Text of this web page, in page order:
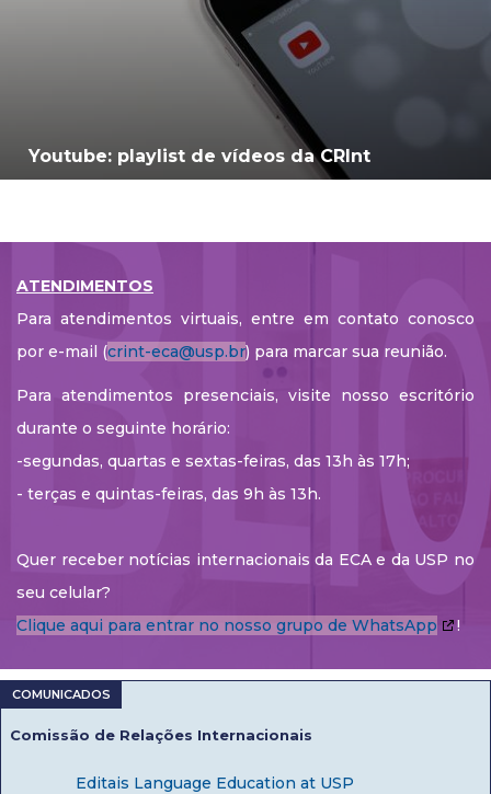
Youtube: playlist de vídeos da CRInt
ATENDIMENTOS
Para atendimentos virtuais, entre em contato conosco
por e-mail (crint-eca@usp.br) para marcar sua reunião.
Para atendimentos presenciais, visite nosso escritório
durante o seguinte horário:
-segundas, quartas e sextas-feiras, das 13h às 17h;
- terças e quintas-feiras, das 9h às 13h.
Quer receber notícias internacionais da ECA e da USP no
seu celular?
Clique aqui para entrar no nosso grupo de WhatsApp
!
Comissão de Relações Internacionais
Editais Language Education at USP